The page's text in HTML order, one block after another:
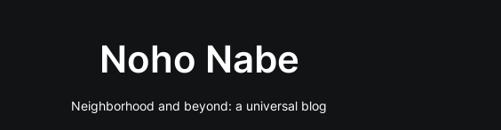
Noho Nabe
Neighborhood and beyond: a universal blog